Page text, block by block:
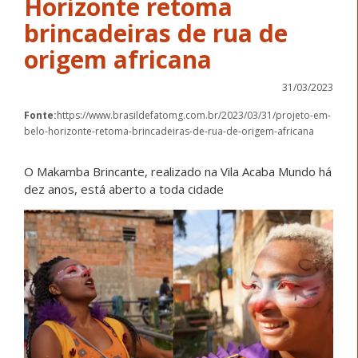
Horizonte retoma
brincadeiras de rua de
origem africana
31/03/2023
Fonte:https://www.brasildefatomg.com.br/2023/03/31/projeto-em-
belo-horizonte-retoma-brincadeiras-de-rua-de-origem-africana
O Makamba Brincante, realizado na Vila Acaba Mundo há
dez anos, está aberto a toda cidade